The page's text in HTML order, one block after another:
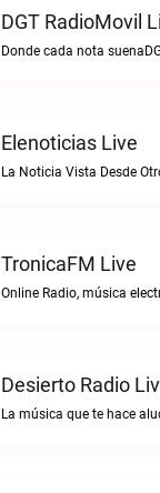
DGT RadioMovil
Donde cada nota
Elenoticias Live
TronicaFM Live
Desierto Radio